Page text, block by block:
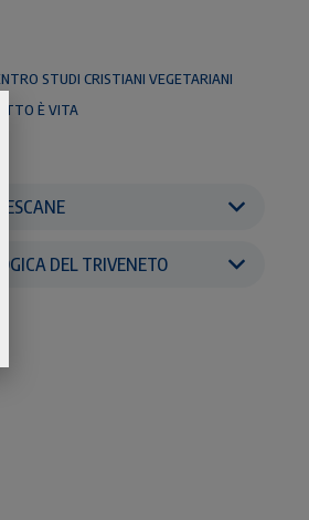
STUDI CRISTIANI VEGETARIANI
È VITA
DEL TRIVENETO